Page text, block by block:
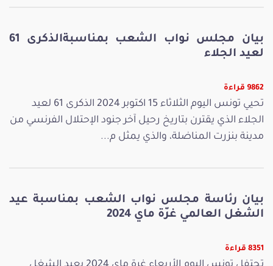
بيان مجلس نواب الشعب بمناسبةالذكرى 61
لعيد الجلاء
9862 قراءة
تحيي تونس اليوم الثلاثاء 15 اكتوبر 2024 الذكرى 61 لعيد
الجلاء الذي يقترن بتاريخ رحيل آخر جنود الإحتلال الفرنسي من
مدينة بنزرت المناضلة، والذي يمثل م...
بيان رئاسة مجلس نواب الشعب بمناسبة عيد
الشغل العالمي غرّة ماي 2024
8351 قراءة